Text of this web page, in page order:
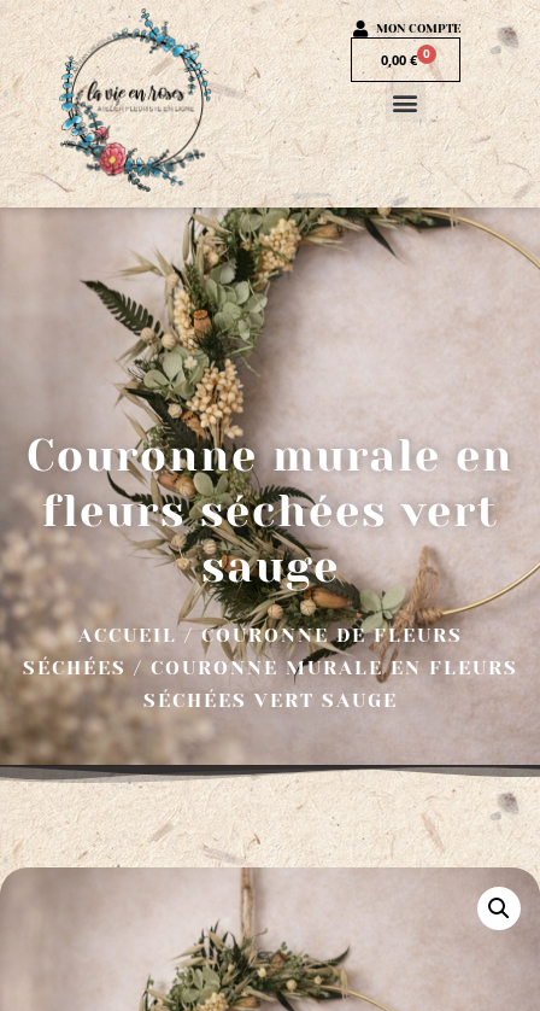
MON COMPTE
0,00 € 0
Couronne murale en
fleurs séchées vert
sauge
ACCUEIL /COURONNE DE FLEURS
SÉCHÉES / COURONNE MURALE EN FLEURS
SÉCHÉES VERT SAUGE